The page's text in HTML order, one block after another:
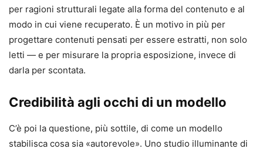
per ragioni strutturali legate alla forma del contenuto e al
modo in cui viene recuperato. È un motivo in più per
progettare contenuti pensati per essere estratti, non solo
letti — e per misurare la propria esposizione, invece di
darla per scontata.
Credibilità agli occhi di un modello
C’è poi la questione, più sottile, di come un modello
stabilisca cosa sia «autorevole». Uno studio illuminante di